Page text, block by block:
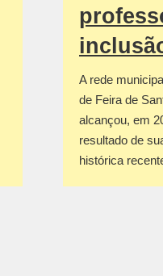
A rede
de Feira de
alcançou, em
resultado de
histórica